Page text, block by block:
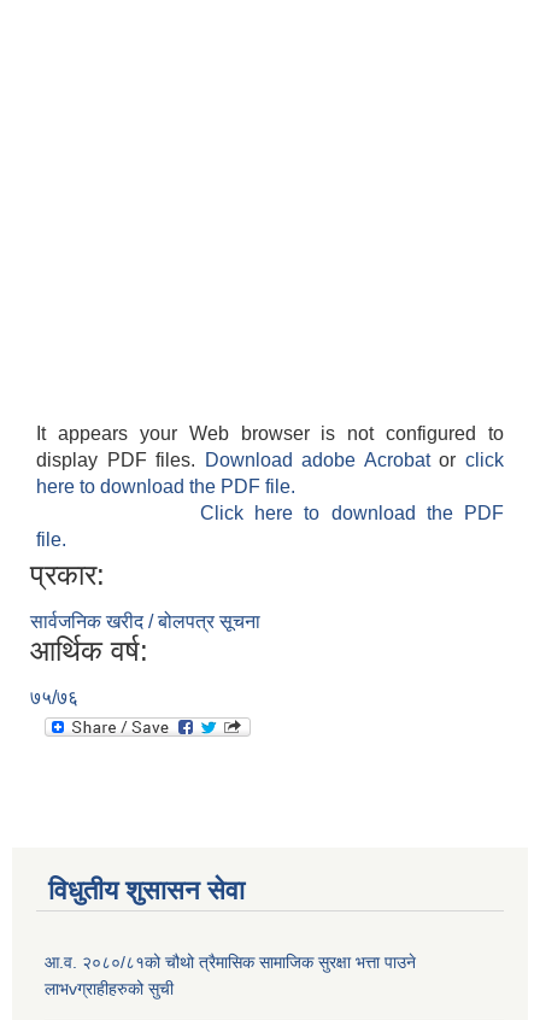
It appears your Web browser is not configured to
display PDF files.
Download adobe Acrobatorclick
here to download the PDF file.
Click here to download the PDF
file.
प्रकार:
सार्वजनिक खरीद / बोलपत्र सूचना
आर्थिक वर्ष:
७५/७६
विधुतीय शुसासन सेवा
आ.व. २०८०/८१को चौथो त्रैमासिक सामाजिक सुरक्षा भत्ता पाउने
लाभvग्राहीहरुको सुची